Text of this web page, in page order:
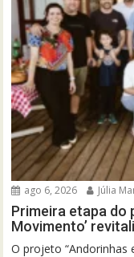
ago 6, 2026 Júlia
Primeira etapa do
Movimento’
O projeto “Andorinhas